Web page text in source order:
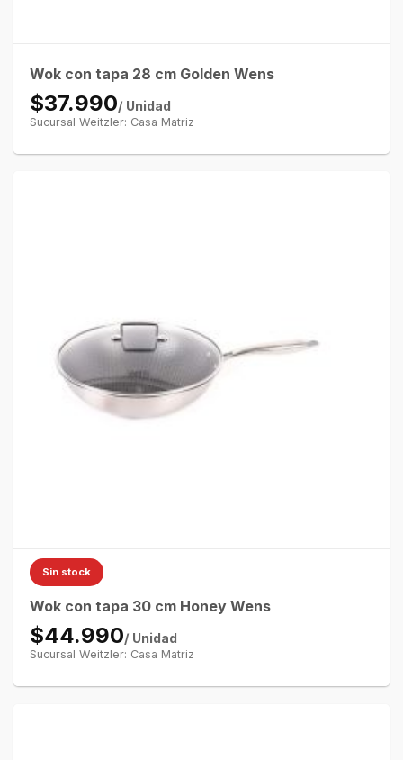
Wok con tapa 28 cm Golden Wens
$37.990/ Unidad
Sucursal Weitzler: Casa Matriz
Sin stock
Wok con tapa 30 cm Honey Wens
$44.990/ Unidad
Sucursal Weitzler: Casa Matriz